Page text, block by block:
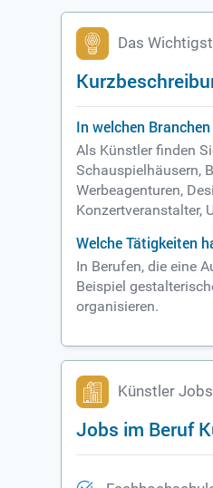
Das
In welchen
Als Künstler finden
Schauspielhäusern,
Werbeagenturen,
Konzertveranstalter,
Welche Tätigkeiten
In Berufen, die eine
Beispiel
organisieren.
Künstler
Jobs im Beruf